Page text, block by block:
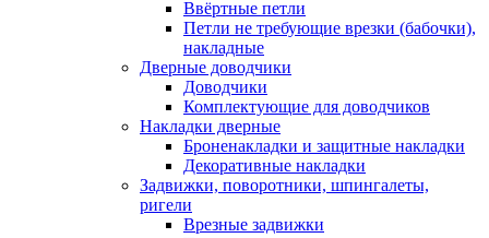
Ввёртные петли
Петли не требующие врезки (бабочки),
накладные
Дверные доводчики
Доводчики
Комплектующие для доводчиков
Накладки дверные
Броненакладки и защитные накладки
Декоративные накладки
Задвижки, поворотники, шпингалеты,
ригели
Врезные задвижки